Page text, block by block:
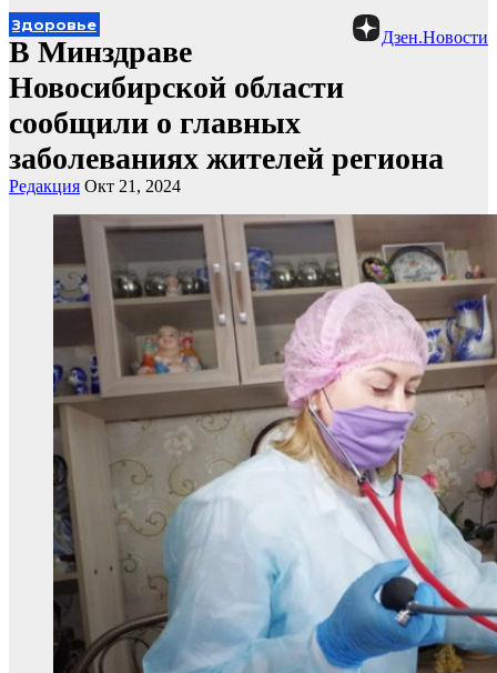
Дзен.Новости
Здоровье
В Минздраве
Новосибирской области
сообщили о главных
заболеваниях жителей региона
Редакция Окт 21, 2024